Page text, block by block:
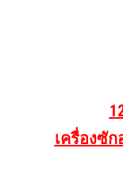
เครื่องซั